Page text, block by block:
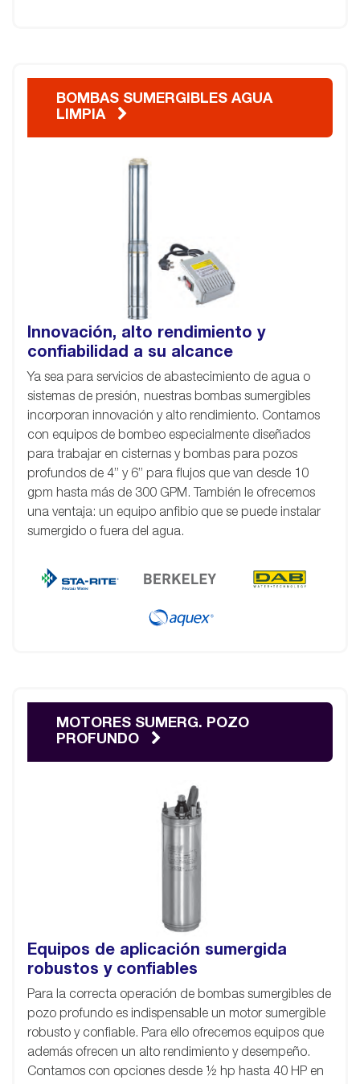
BOMBAS SUMERGIBLES AGUA
LIMPIA
Innovación, alto rendimiento y
confiabilidad a su alcance
Ya sea para servicios de abastecimiento de agua o
sistemas de presión, nuestras bombas sumergibles
incorporan innovación y alto rendimiento. Contamos
con equipos de bombeo especialmente diseñados
para trabajar en cisternas y bombas para pozos
profundos de 4” y 6” para flujos que van desde 10
gpm hasta más de 300 GPM. También le ofrecemos
una ventaja: un equipo anfibio que se puede instalar
sumergido o fuera del agua.
MOTORES SUMERG. POZO
PROFUNDO
Equipos de aplicación sumergida
robustos y confiables
Para la correcta operación de bombas sumergibles de
pozo profundo es indispensable un motor sumergible
robusto y confiable. Para ello ofrecemos equipos que
además ofrecen un alto rendimiento y desempeño.
Contamos con opciones desde ½ hp hasta 40 HP en